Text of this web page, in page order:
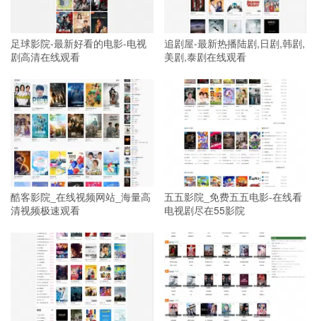
足球影院-最新好看的电影-电视
剧高清在线观看
追剧屋-最新热播陆剧,日剧,韩剧,
美剧,泰剧在线观看
酷客影院_在线视频网站_海量高
清视频极速观看
五五影院_免费五五电影-在线看
电视剧尽在55影院